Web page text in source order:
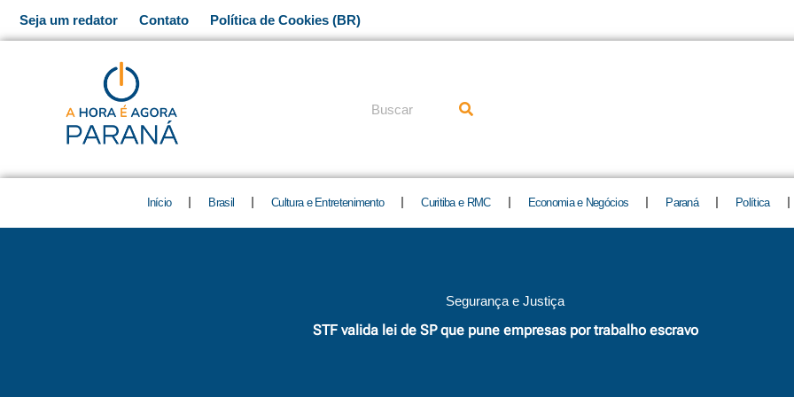
para
Seja um redator Contato Política de Cookies (BR)
Pesquisar
Início Brasil Cultura e Entretenimento Curitiba e RMC Economia e Negócios Paraná Política
Segurança e Justiça
STF valida lei de SP que pune empresas por trabalho escravo